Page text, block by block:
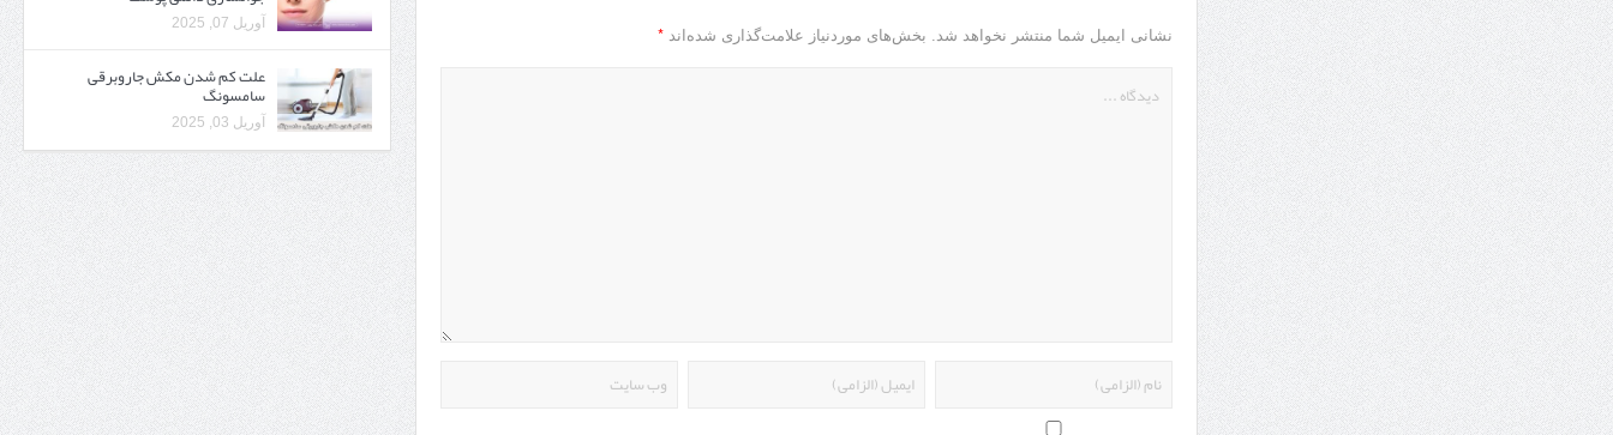
نشانی ایمیل شما منتشر نخواهد شد. بخش‌های موردنیاز علامت‌گذاری شده‌اند *
آوریل 07, 2025
علت کم شدن مکش جاروبرقی
سامسونگ
آوریل 03, 2025